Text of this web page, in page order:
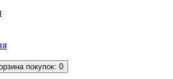
покупок: 0